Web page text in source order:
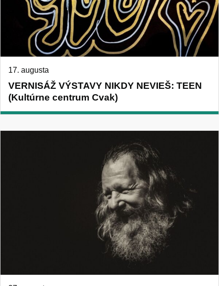
VERNISÁŽ VÝSTAVY NIKDY NEVIEŠ: TEEN
(Kultúrne centrum Cvak)
17. augusta